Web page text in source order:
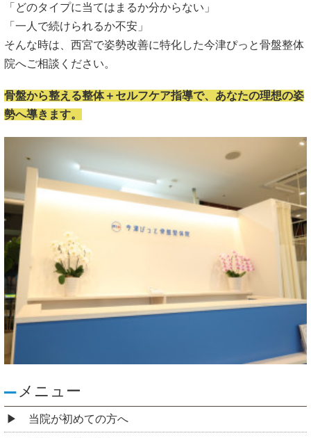
「どのタイプに当てはまるか分からない」
「一人で続けられるか不安」
そんな時は、西宮で姿勢改善に特化した今津ぴっと骨盤整体
院へご相談ください。
骨盤から整える整体＋セルフケア指導で、あなたの理想の姿
勢へ導きます。
メニュー
当院が初めての方へ